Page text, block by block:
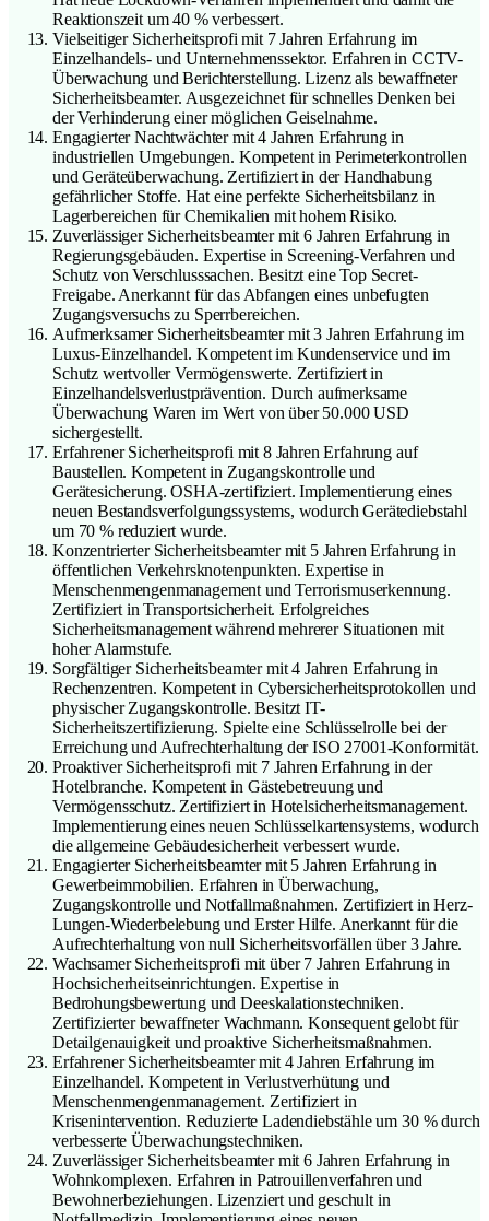
Reaktionszeit um 40 % verbessert.
Vielseitiger Sicherheitsprofi mit 7 Jahren Erfahrung im
Einzelhandels- und Unternehmenssektor. Erfahren in CCTV-
Überwachung und Berichterstellung. Lizenz als bewaffneter
Sicherheitsbeamter. Ausgezeichnet für schnelles Denken bei
der Verhinderung einer möglichen Geiselnahme.
Engagierter Nachtwächter mit 4 Jahren Erfahrung in
industriellen Umgebungen. Kompetent in Perimeterkontrollen
und Geräteüberwachung. Zertifiziert in der Handhabung
gefährlicher Stoffe. Hat eine perfekte Sicherheitsbilanz in
Lagerbereichen für Chemikalien mit hohem Risiko.
Zuverlässiger Sicherheitsbeamter mit 6 Jahren Erfahrung in
Regierungsgebäuden. Expertise in Screening-Verfahren und
Schutz von Verschlusssachen. Besitzt eine Top Secret-
Freigabe. Anerkannt für das Abfangen eines unbefugten
Zugangsversuchs zu Sperrbereichen.
Aufmerksamer Sicherheitsbeamter mit 3 Jahren Erfahrung im
Luxus-Einzelhandel. Kompetent im Kundenservice und im
Schutz wertvoller Vermögenswerte. Zertifiziert in
Einzelhandelsverlustprävention. Durch aufmerksame
Überwachung Waren im Wert von über 50.000 USD
sichergestellt.
Erfahrener Sicherheitsprofi mit 8 Jahren Erfahrung auf
Baustellen. Kompetent in Zugangskontrolle und
Gerätesicherung. OSHA-zertifiziert. Implementierung eines
neuen Bestandsverfolgungssystems, wodurch Gerätediebstahl
um 70 % reduziert wurde.
Konzentrierter Sicherheitsbeamter mit 5 Jahren Erfahrung in
öffentlichen Verkehrsknotenpunkten. Expertise in
Menschenmengenmanagement und Terrorismuserkennung.
Zertifiziert in Transportsicherheit. Erfolgreiches
Sicherheitsmanagement während mehrerer Situationen mit
hoher Alarmstufe.
Sorgfältiger Sicherheitsbeamter mit 4 Jahren Erfahrung in
Rechenzentren. Kompetent in Cybersicherheitsprotokollen und
physischer Zugangskontrolle. Besitzt IT-
Sicherheitszertifizierung. Spielte eine Schlüsselrolle bei der
Erreichung und Aufrechterhaltung der ISO 27001-Konformität.
Proaktiver Sicherheitsprofi mit 7 Jahren Erfahrung in der
Hotelbranche. Kompetent in Gästebetreuung und
Vermögensschutz. Zertifiziert in Hotelsicherheitsmanagement.
Implementierung eines neuen Schlüsselkartensystems, wodurch
die allgemeine Gebäudesicherheit verbessert wurde.
Engagierter Sicherheitsbeamter mit 5 Jahren Erfahrung in
Gewerbeimmobilien. Erfahren in Überwachung,
Zugangskontrolle und Notfallmaßnahmen. Zertifiziert in Herz-
Lungen-Wiederbelebung und Erster Hilfe. Anerkannt für die
Aufrechterhaltung von null Sicherheitsvorfällen über 3 Jahre.
Wachsamer Sicherheitsprofi mit über 7 Jahren Erfahrung in
Hochsicherheitseinrichtungen. Expertise in
Bedrohungsbewertung und Deeskalationstechniken.
Zertifizierter bewaffneter Wachmann. Konsequent gelobt für
Detailgenauigkeit und proaktive Sicherheitsmaßnahmen.
Erfahrener Sicherheitsbeamter mit 4 Jahren Erfahrung im
Einzelhandel. Kompetent in Verlustverhütung und
Menschenmengenmanagement. Zertifiziert in
Krisenintervention. Reduzierte Ladendiebstähle um 30 % durch
verbesserte Überwachungstechniken.
Zuverlässiger Sicherheitsbeamter mit 6 Jahren Erfahrung in
Wohnkomplexen. Erfahren in Patrouillenverfahren und
Bewohnerbeziehungen. Lizenziert und geschult in